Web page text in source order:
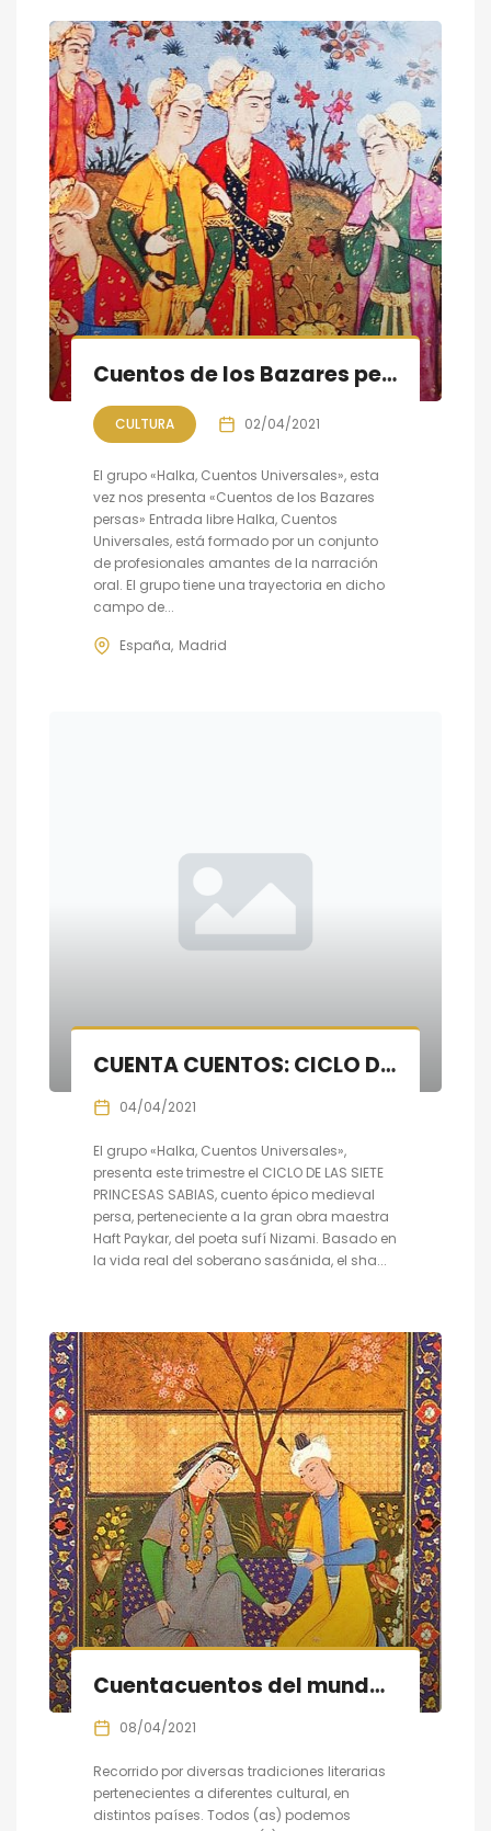
Cuentos de los Bazares persas
CULTURA 02/04/2021
El grupo «Halka, Cuentos Universales», esta
vez nos presenta «Cuentos de los Bazares
persas» Entrada libre Halka, Cuentos
Universales, está formado por un conjunto
de profesionales amantes de la narración
oral. El grupo tiene una trayectoria en dicho
campo de...
España Madrid
CUENTA CUENTOS: CICLO DE LAS SIETE PRINCESAS SABIAS IV
04/04/2021
El grupo «Halka, Cuentos Universales»,
presenta este trimestre el CICLO DE LAS SIETE
PRINCESAS SABIAS, cuento épico medieval
persa, perteneciente a la gran obra maestra
Haft Paykar, del poeta sufí Nizami. Basado en
la vida real del soberano sasánida, el sha...
Cuentacuentos del mundo participativo
08/04/2021
Recorrido por diversas tradiciones literarias
pertenecientes a diferentes cultural, en
distintos países. Todos (as) podemos